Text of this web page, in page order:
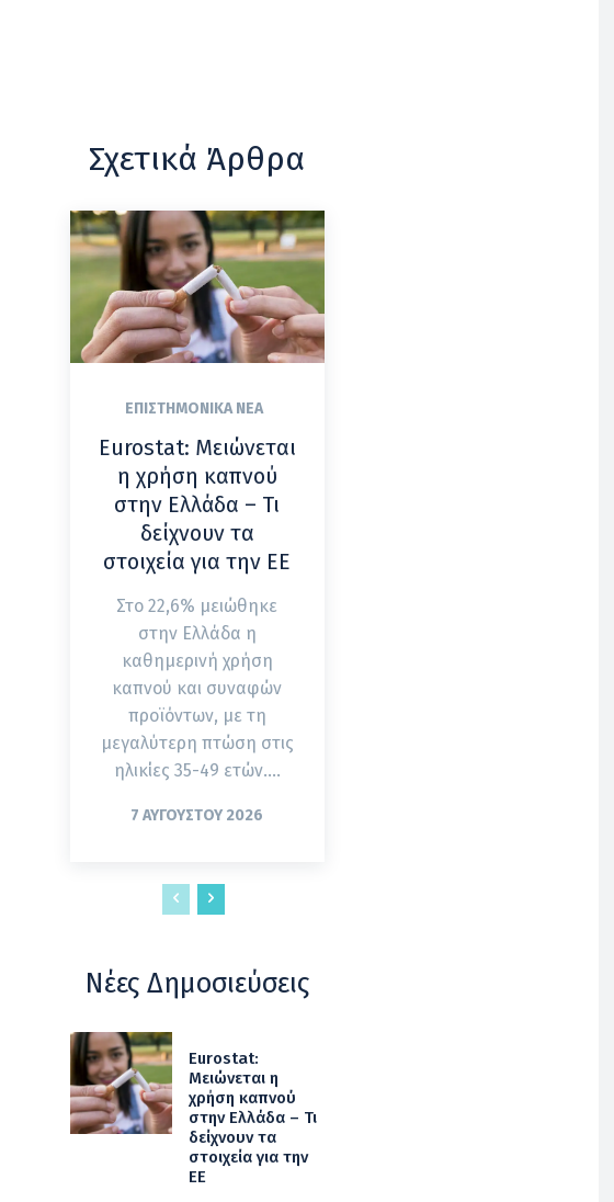
Σχετικά Άρθρα
ΕΠΙΣΤΗΜΟΝΙΚΆ ΝΈΑ
Eurostat: Μειώνεται
η χρήση καπνού
στην Ελλάδα – Τι
δείχνουν τα
στοιχεία για την ΕΕ
Στο 22,6% μειώθηκε
στην Ελλάδα η
καθημερινή χρήση
καπνού και συναφών
προϊόντων, με τη
μεγαλύτερη πτώση στις
ηλικίες 35-49 ετών....
7 ΑΥΓΟΎΣΤΟΥ 2026
Νέες Δημοσιεύσεις
Eurostat:
Μειώνεται η
χρήση καπνού
στην Ελλάδα – Τι
δείχνουν τα
στοιχεία για την
ΕΕ